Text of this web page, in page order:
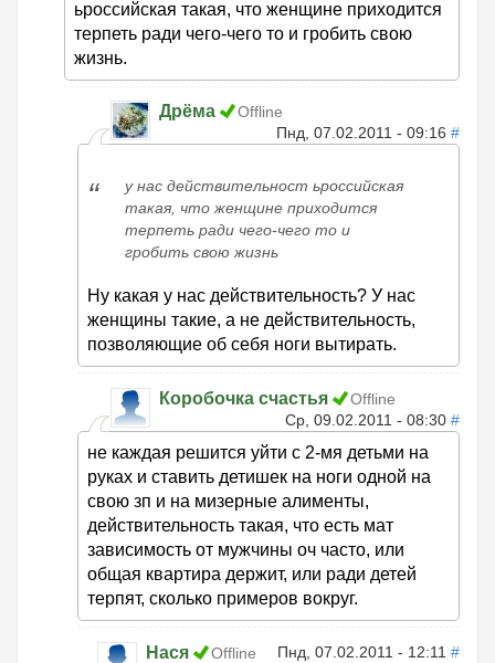
ьроссийская такая, что женщине приходится
терпеть ради чего-чего то и гробить свою
жизнь.
Дрёма
Offline
Пнд, 07.02.2011 - 09:16 #
у нас действительност ьроссийская
такая, что женщине приходится
терпеть ради чего-чего то и
гробить свою жизнь
Ну какая у нас действительность? У нас
женщины такие, а не действительность,
позволяющие об себя ноги вытирать.
Коробочка счастья
Offline
Ср, 09.02.2011 - 08:30 #
не каждая решится уйти с 2-мя детьми на
руках и ставить детишек на ноги одной на
свою зп и на мизерные алименты,
действительность такая, что есть мат
зависимость от мужчины оч часто, или
общая квартира держит, или ради детей
терпят, сколько примеров вокруг.
Нася Offline Пнд, 07.02.2011 - 12:11 #